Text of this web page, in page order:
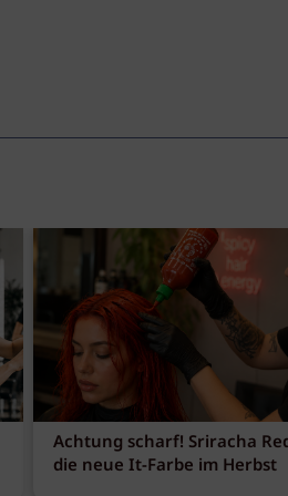
Achtung scharf! Sriracha
die neue It-Farbe im Herbst